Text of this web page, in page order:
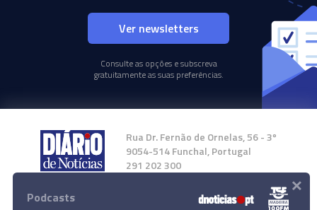
Ver newsletters
Consulte as opções e subscreva
gratuitamente as suas preferências.
Rua Dr. Fernão de Ornelas, 56 - 3º
9054-514 Funchal, Portugal
291 202 300
Instale a nossa App
Podcasts ×